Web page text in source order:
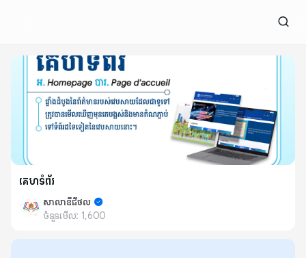
គេហទំព័រ
សាលាឌីជីថល
ចំនួនមើល: 1,600